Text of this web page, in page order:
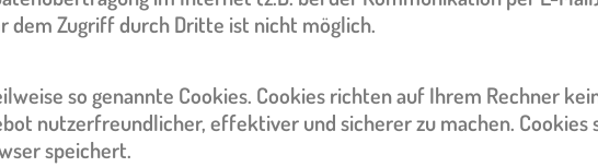
dem Zugriff durch Dritte ist nicht möglich.
so genannte Cookies. Cookies richten auf Ihrem Rechner
nutzerfreundlicher, effektiver und sicherer zu machen.
speichert.